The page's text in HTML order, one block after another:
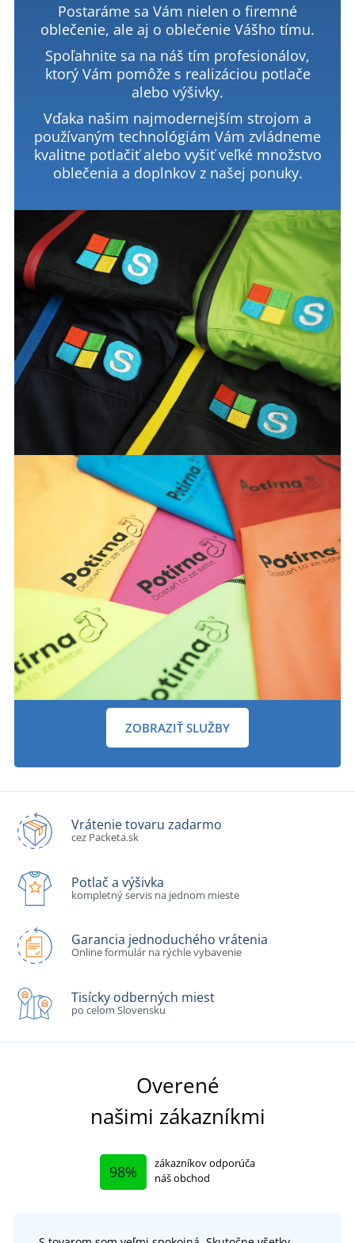
Postaráme sa Vám nielen o firemné
oblečenie, ale aj o oblečenie Vášho tímu.
Spoľahnite sa na náš tím profesionálov,
ktorý Vám pomôže s realizáciou potlače
alebo výšivky.
Vďaka našim najmodernejším strojom a
používaným technológiám Vám zvládneme
kvalitne potlačiť alebo vyšiť veľké množstvo
oblečenia a doplnkov z našej ponuky.
ZOBRAZIŤ SLUŽBY
Vrátenie tovaru zadarmo
cez Packeta.sk
Potlač a výšivka
kompletný servis na jednom mieste
Garancia jednoduchého vrátenia
Online formulár na rýchle vybavenie
Tisícky odberných miest
po celom Slovensku
Overené
našimi zákazníkmi
98%
zákazníkov odporúča
náš obchod